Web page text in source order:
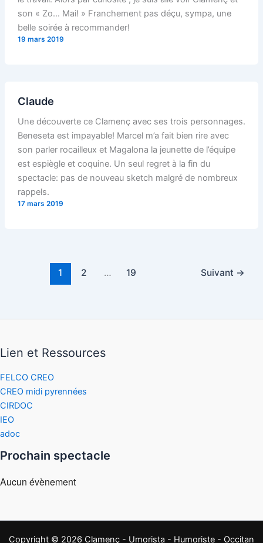
son « Zo… Mai! » Franchement pas déçu, sympa, une
belle soirée à recommander!
19 mars 2019
Claude
Une découverte ce Clamenç avec ses trois personnages.
Beneseta est impayable! Marcel m’a fait bien rire avec
son parler rocailleux et Magalona la jeunette de l’équipe
est espiègle et coquine. Un seul regret à la fin du
spectacle: pas de nouveau sketch malgré de nombreux
rappels.
17 mars 2019
1 2 … 19 Suivant →
Lien et Ressources
FELCO CREO
CREO midi pyrennées
CIRDOC
IEO
adoc
Prochain spectacle
Aucun évènement
Copyright © 2026 Clamenç - Umorista - Humoriste - Occitan